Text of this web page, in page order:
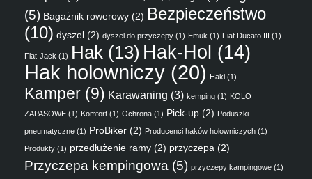
(5) Bagażnik rowerowy (2) Bezpieczeństwo
(10) dyszel (2) dyszel do przyczepy (1) Emuk (1) Fiat Ducato III (1)
Flat-Jack (1) Hak (13) Hak-Hol (14)
Hak holowniczy (20) Haki (1)
Kamper (9) Karawaning (3) kemping (1) KOLO
ZAPASOWE (1) Komfort (1) Ochrona (1) Pick-up (2) Poduszki
pneumatyczne (1) ProBiker (2) Producenci haków holowniczych (1)
Produkty (1) przedłużenie ramy (2) przyczepa (2)
Przyczepa kempingowa (5) przyczepy kampingowe (1)